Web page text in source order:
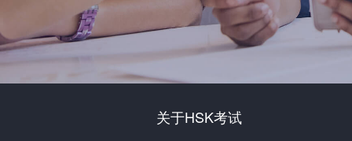
关于HSK考试